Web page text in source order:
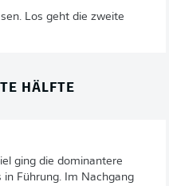
Los geht die zweite
HÄLFTE
ging die dominantere
in Führung. Im Nachgang